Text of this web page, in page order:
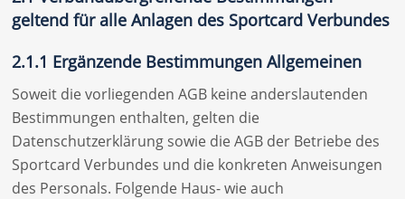
geltend für alle Anlagen des Sportcard Verbundes
2.1.1 Ergänzende Bestimmungen Allgemeinen
Soweit die vorliegenden AGB keine anderslautenden
Bestimmungen enthalten, gelten die
Datenschutzerklärung sowie die AGB der Betriebe des
Sportcard Verbundes und die konkreten Anweisungen
des Personals. Folgende Haus- wie auch